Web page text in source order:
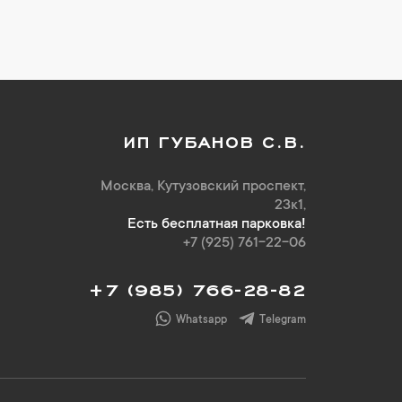
ИП ГУБАНОВ С.В.
Москва, Кутузовский проспект,
23к1,
Есть бесплатная парковка!
+7 (925) 761-22-06
+7 (985) 766-28-82
Whatsapp Telegram